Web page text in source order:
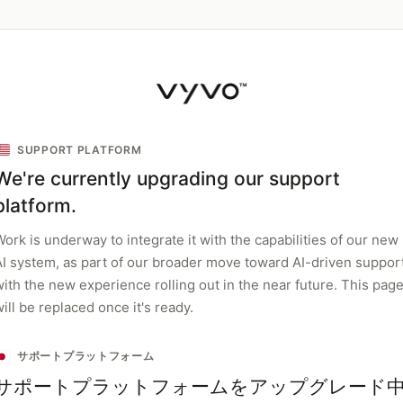
SUPPORT PLATFORM
currently upgrading our support
is underway to integrate it with the capabilities of our new
system, as part of our broader move toward AI-driven
the new experience rolling out in the near future. This page
be replaced once it's ready.
サポートプラットフォーム
ポートプラットフォームをアップグレード中